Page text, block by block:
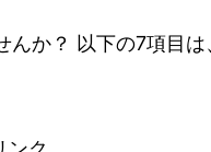
か？ 以下の7項目